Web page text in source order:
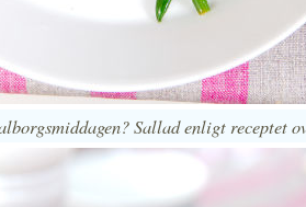
Sallad enligt receptet